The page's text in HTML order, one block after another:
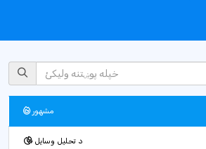
مشهور
د تحلیل وسایل